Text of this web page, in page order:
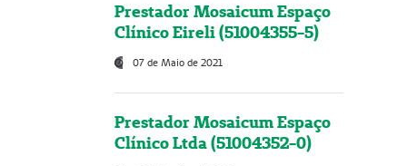
Prestador Mosaicum Espaço
Clínico Eireli (51004355-5)
07 de Maio de 2021
Prestador Mosaicum Espaço
Clínico Ltda (51004352-0)